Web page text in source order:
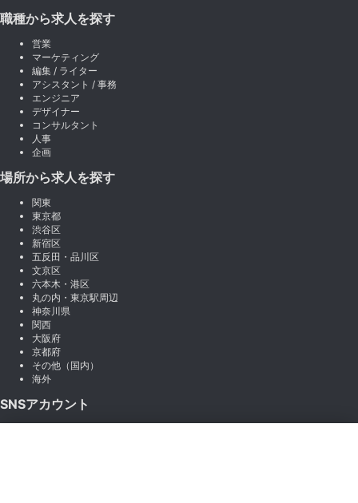
職種から求人を探す
営業
マーケティング
編集 / ライター
アシスタント / 事務
エンジニア
デザイナー
コンサルタント
人事
企画
場所から求人を探す
関東
東京都
渋谷区
新宿区
五反田・品川区
文京区
六本木・港区
丸の内・東京駅周辺
神奈川県
関西
大阪府
京都府
その他（国内）
海外
SNSアカウント